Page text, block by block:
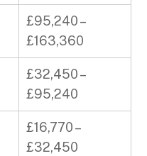
£95,240 –
£163,360
£32,450 –
£95,240
£16,770 –
£32,450